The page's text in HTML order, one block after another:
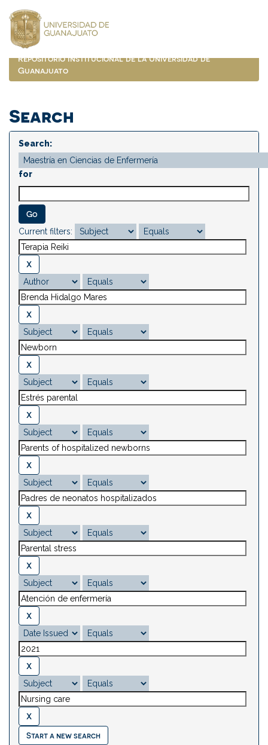
navigation
Repositorio Institucional de la Universidad de
Guanajuato
Search
Search:
for
Current filters:
Start a new search